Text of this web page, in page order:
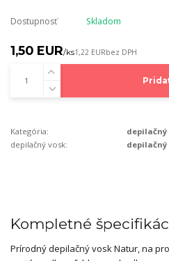
Dostupnosť Skladom
1,50 EUR/ks1,22 EURbez DPH
Kategória:
depilačný
depilačný vosk:
depilačný
Kompletné
Prírodný depilačný vosk Natur, na